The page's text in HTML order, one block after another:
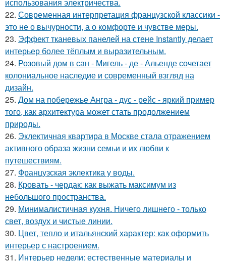
22. Современная интерпретация французской классики -
это не о вычурности, а о комфорте и чувстве меры.
23. Эффект тканевых панелей на стене Instantly делает
интерьер более тёплым и выразительным.
24. Розовый дом в сан - Мигель - де - Альенде сочетает
колониальное наследие и современный взгляд на
дизайн.
25. Дом на побережье Ангра - дус - рейс - яркий пример
того, как архитектура может стать продолжением
природы.
26. Эклектичная квартира в Москве стала отражением
активного образа жизни семьи и их любви к
путешествиям.
27. Французская эклектика у воды.
28. Кровать - чердак: как выжать максимум из
небольшого пространства.
29. Минималистичная кухня. Ничего лишнего - только
свет, воздух и чистые линии.
30. Цвет, тепло и итальянский характер: как оформить
интерьер с настроением.
31. Интерьер недели: естественные материалы и